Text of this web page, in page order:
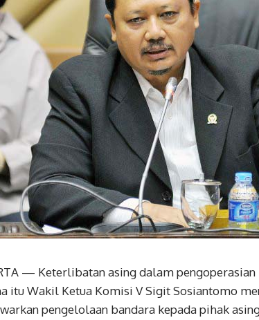
— Keterlibatan asing dalam
itu Wakil Ketua Komisi V Sigit Sosiantomo
pengelolaan bandara kepada pihak